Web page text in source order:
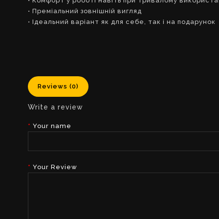
• Преміальний зовнішній вигляд
• Ідеальний варіант як для себе, так і на подарунок
Reviews (0)
Write a review
Your name
Your Review